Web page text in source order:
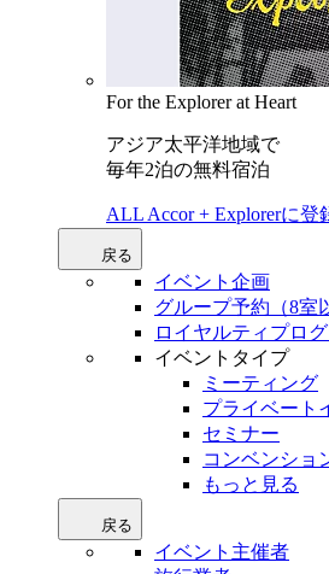
For the Explorer at Heart
アジア太平洋地域で
毎年2泊の無料宿泊
ALL Accor + Explorerに登
戻る
イベント企画
グループ予約（8室
ロイヤルティプロ
イベントタイプ
ミーティング
プライベート
セミナー
コンベンショ
もっと見る
戻る
イベント主催者